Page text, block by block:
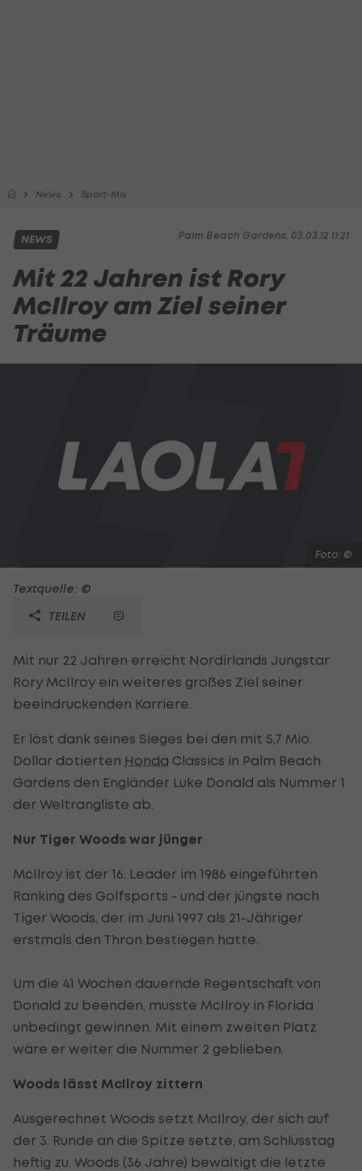
News Sport-Mix
Palm Beach Gardens, 05.03.12 11:21
NEWS
Mit 22 Jahren ist Rory
McIlroy am Ziel seiner
Träume
Foto: ©
Textquelle: ©
TEILEN
Mit nur 22 Jahren erreicht Nordirlands Jungstar
Rory McIlroy ein weiteres großes Ziel seiner
beeindruckenden Karriere.
Er löst dank seines Sieges bei den mit 5,7 Mio.
Dollar dotierten Honda Classics in Palm Beach
Gardens den Engländer Luke Donald als Nummer 1
der Weltrangliste ab.
Nur Tiger Woods war jünger
McIlroy ist der 16. Leader im 1986 eingeführten
Ranking des Golfsports - und der jüngste nach
Tiger Woods, der im Juni 1997 als 21-Jähriger
erstmals den Thron bestiegen hatte.
Um die 41 Wochen dauernde Regentschaft von
Donald zu beenden, musste McIlroy in Florida
unbedingt gewinnen. Mit einem zweiten Platz
wäre er weiter die Nummer 2 geblieben.
Woods lässt McIlroy zittern
Ausgerechnet Woods setzt McIlroy, der sich auf
der 3. Runde an die Spitze setzte, am Schlusstag
heftig zu. Woods (36 Jahre) bewältigt die letzte